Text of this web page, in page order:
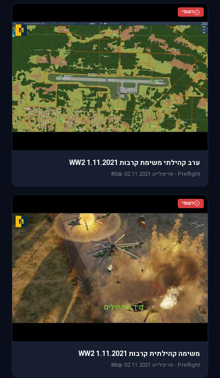
רשמי
ערב קהילתי משימת קרבות WW2 1.11.2021
Preflight - פריפלייט ·
02.11.2021
·
80
רשמי
משימה קהילתית קרבות WW2 1.11.2021
Preflight - פריפלייט ·
02.11.2021
·
88